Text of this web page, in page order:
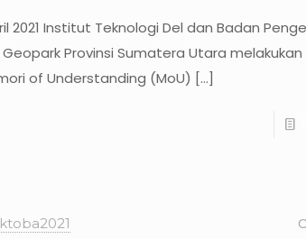
2021 Institut Teknologi Del dan Badan
Provinsi Sumatera Utara melakukan
of Understanding (MoU) […]